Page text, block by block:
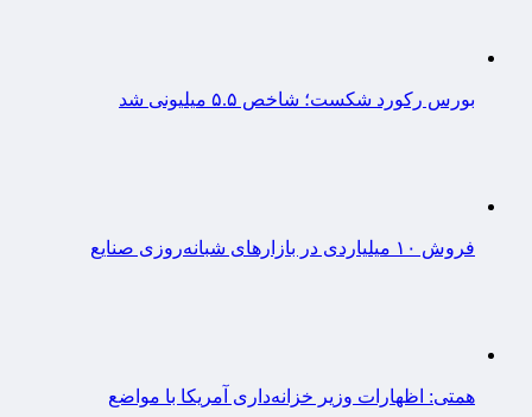
بورس رکورد شکست؛ شاخص ۵.۵ میلیونی شد
فروش ۱۰ میلیاردی در بازارهای شبانه‌روزی صنایع
همتی: اظهارات وزیر خزانه‌داری آمریکا با مواضع